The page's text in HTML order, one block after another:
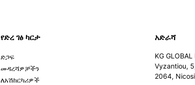
የድረ ገፅ ካርታ
ድጋፍ
መዳረሻዎቻችን
ለአሽከርካሪዎች
አድራሻ
KG
Vyzantiou,
2064,